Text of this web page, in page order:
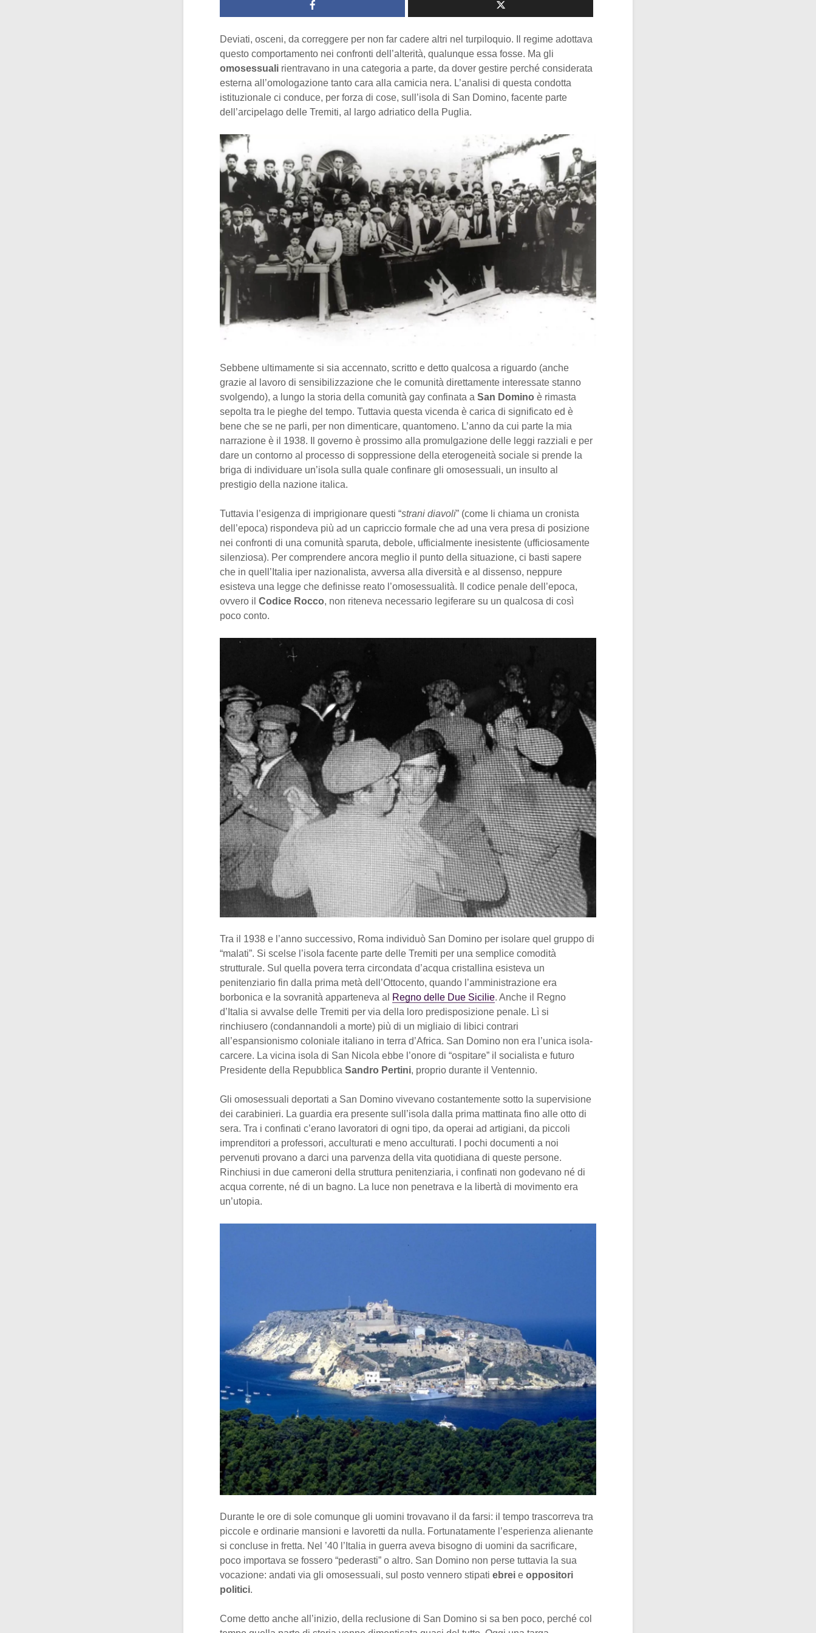
Deviati, osceni, da correggere per non far cadere altri nel turpiloquio. Il regime adottava
questo comportamento nei confronti dell’alterità, qualunque essa fosse. Ma gli
omosessuali rientravano in una categoria a parte, da dover gestire perché considerata
esterna all’omologazione tanto cara alla camicia nera. L’analisi di questa condotta
istituzionale ci conduce, per forza di cose, sull’isola di San Domino, facente parte
dell’arcipelago delle Tremiti, al largo adriatico della Puglia.
Sebbene ultimamente si sia accennato, scritto e detto qualcosa a riguardo (anche
grazie al lavoro di sensibilizzazione che le comunità direttamente interessate stanno
svolgendo), a lungo la storia della comunità gay confinata a San Domino è rimasta
sepolta tra le pieghe del tempo. Tuttavia questa vicenda è carica di significato ed è
bene che se ne parli, per non dimenticare, quantomeno. L’anno da cui parte la mia
narrazione è il 1938. Il governo è prossimo alla promulgazione delle leggi razziali e per
dare un contorno al processo di soppressione della eterogeneità sociale si prende la
briga di individuare un’isola sulla quale confinare gli omosessuali, un insulto al
prestigio della nazione italica.
Tuttavia l’esigenza di imprigionare questi “strani diavoli” (come li chiama un cronista
dell’epoca) rispondeva più ad un capriccio formale che ad una vera presa di posizione
nei confronti di una comunità sparuta, debole, ufficialmente inesistente (ufficiosamente
silenziosa). Per comprendere ancora meglio il punto della situazione, ci basti sapere
che in quell’Italia iper nazionalista, avversa alla diversità e al dissenso, neppure
esisteva una legge che definisse reato l’omosessualità. Il codice penale dell’epoca,
ovvero il Codice Rocco, non riteneva necessario legiferare su un qualcosa di così
poco conto.
Tra il 1938 e l’anno successivo, Roma individuò San Domino per isolare quel gruppo di
“malati”. Si scelse l’isola facente parte delle Tremiti per una semplice comodità
strutturale. Sul quella povera terra circondata d’acqua cristallina esisteva un
penitenziario fin dalla prima metà dell’Ottocento, quando l’amministrazione era
borbonica e la sovranità apparteneva al
Regno delle Due Sicilie. Anche il Regno
d’Italia si avvalse delle Tremiti per via della loro predisposizione penale. Lì si
rinchiusero (condannandoli a morte) più di un migliaio di libici contrari
all’espansionismo coloniale italiano in terra d’Africa. San Domino non era l’unica isola-
carcere. La vicina isola di San Nicola ebbe l’onore di “ospitare” il socialista e futuro
Presidente della Repubblica Sandro Pertini, proprio durante il Ventennio.
Gli omosessuali deportati a San Domino vivevano costantemente sotto la supervisione
dei carabinieri. La guardia era presente sull’isola dalla prima mattinata fino alle otto di
sera. Tra i confinati c’erano lavoratori di ogni tipo, da operai ad artigiani, da piccoli
imprenditori a professori, acculturati e meno acculturati. I pochi documenti a noi
pervenuti provano a darci una parvenza della vita quotidiana di queste persone.
Rinchiusi in due cameroni della struttura penitenziaria, i confinati non godevano né di
acqua corrente, né di un bagno. La luce non penetrava e la libertà di movimento era
un’utopia.
Durante le ore di sole comunque gli uomini trovavano il da farsi: il tempo trascorreva tra
piccole e ordinarie mansioni e lavoretti da nulla. Fortunatamente l’esperienza alienante
si concluse in fretta. Nel ’40 l’Italia in guerra aveva bisogno di uomini da sacrificare,
poco importava se fossero “pederasti” o altro. San Domino non perse tuttavia la sua
vocazione: andati via gli omosessuali, sul posto vennero stipati ebrei e oppositori
politici.
Come detto anche all’inizio, della reclusione di San Domino si sa ben poco, perché col